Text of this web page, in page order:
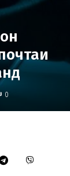
0